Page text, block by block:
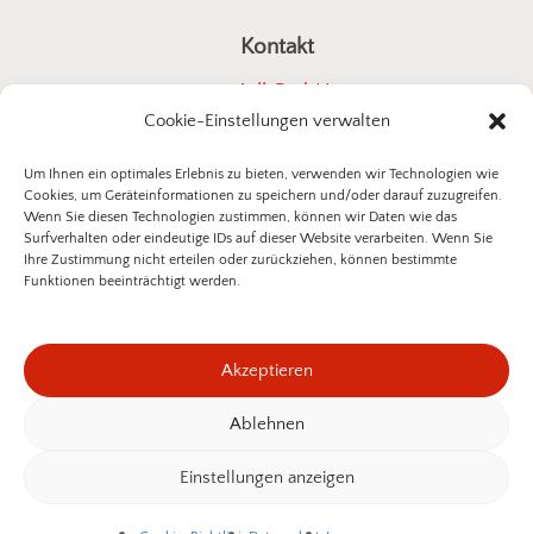
Cookie-Einstellungen verwalten
Um Ihnen ein optimales Erlebnis zu bieten, verwenden wir Technologien wie
Cookies, um Geräteinformationen zu speichern und/oder darauf zuzugreifen.
Wenn Sie diesen Technologien zustimmen, können wir Daten wie das
Surfverhalten oder eindeutige IDs auf dieser Website verarbeiten. Wenn Sie
Ihre Zustimmung nicht erteilen oder zurückziehen, können bestimmte
Funktionen beeinträchtigt werden.
Akzeptieren
Ablehnen
Einstellungen anzeigen
Kontakt
a4all GmbH
Stuttgarter Straße 10
73614 Schorndorf
E-Mail:kontakt@insektenschutz-bestellen.de
Datenschutzerklärung
Impressum